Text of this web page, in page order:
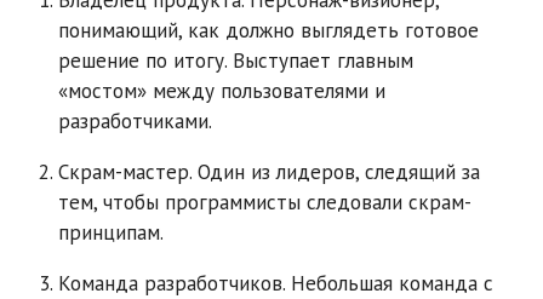
понимающий, как должно выглядеть готовое
решение по итогу. Выступает главным
«мостом» между пользователями и
разработчиками.
Скрам-мастер. Один из лидеров, следящий за
тем, чтобы программисты следовали скрам-
принципам.
Команда разработчиков. Небольшая команда с